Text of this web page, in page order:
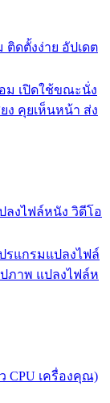
ดตั้งง่าย อัปเดต
ม เปิดใช้ขณะนั่ง
ง คุยเห็นหน้า ส่ง
ปลงไฟล์หนัง วิดีโอ
รแกรมแปลงไฟล์
ภาพ แปลงไฟล์ห
CPU เครื่องคุณ)